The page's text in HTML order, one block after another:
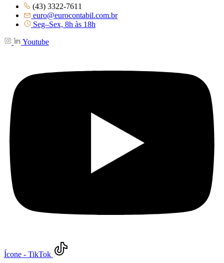
(43) 3322-7611
euro@eurocontabil.com.br
Seg–Sex, 8h às 18h
Youtube
Ícone - TikTok